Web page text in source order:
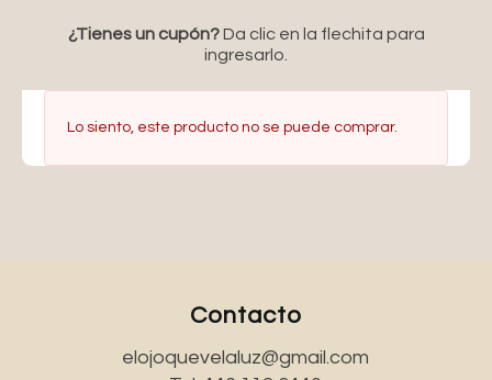
¿Tienes un cupón?Da clic en la flechita para
ingresarlo.
Lo siento, este producto no se puede comprar.
Contacto
elojoquevelaluz@gmail.com